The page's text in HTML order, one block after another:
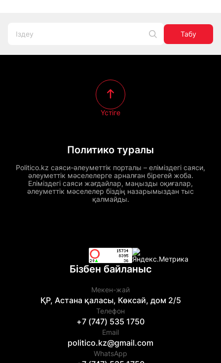
Табу
Политико туралы
Politico.kz саяси-әлеуметтік порталы – еліміздегі саяси,
әлеуметтік мәселелерге арналған бірегей жоба.
Еліміздегі саяси жағдайлар, маңызды оқиғалар,
әлеуметтік мәселелер біздің назарымыздан тыс
қалмайды.
Үстіге
Бізбен байланыс
Мекен-жай
ҚР, Астана қаласы, Көксай, дом 2/5
Телефон
+7 (747) 535 1750
Email
politico.kz@gmail.com
WhatsApp